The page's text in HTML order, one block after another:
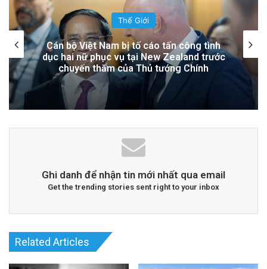
advertisement
Thế Giới
Lính Nga Nổ Súng Giết Đồng Đội và Tấn
Công Dân Thường Tại Crimea
Ghi danh để nhận tin mới nhất qua email
Get the trending stories sent right to your inbox
Related Articles